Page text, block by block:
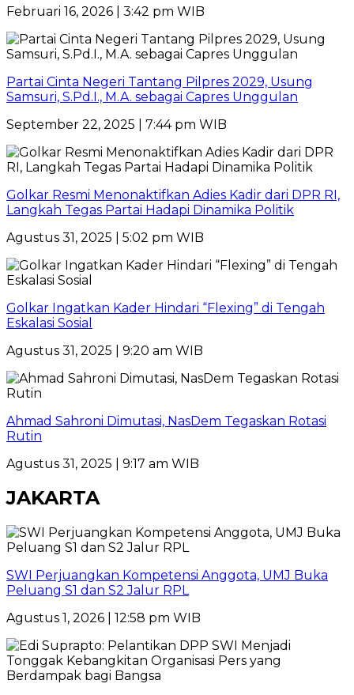
Februari 16, 2026 | 3:42 pm WIB
Partai Cinta Negeri Tantang Pilpres 2029, Usung
Samsuri, S.Pd.I., M.A. sebagai Capres Unggulan
September 22, 2025 | 7:44 pm WIB
Golkar Resmi Menonaktifkan Adies Kadir dari DPR RI,
Langkah Tegas Partai Hadapi Dinamika Politik
Agustus 31, 2025 | 5:02 pm WIB
Golkar Ingatkan Kader Hindari “Flexing” di Tengah
Eskalasi Sosial
Agustus 31, 2025 | 9:20 am WIB
Ahmad Sahroni Dimutasi, NasDem Tegaskan Rotasi
Rutin
Agustus 31, 2025 | 9:17 am WIB
JAKARTA
SWI Perjuangkan Kompetensi Anggota, UMJ Buka
Peluang S1 dan S2 Jalur RPL
Agustus 1, 2026 | 12:58 pm WIB